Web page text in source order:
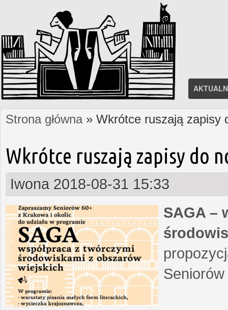
Jesteś tutaj
Strona główna» Wkrótce ruszają zapisy
Wkrótce ruszają zapisy do
Iwona 2018-08-31 15:33
SAGA –